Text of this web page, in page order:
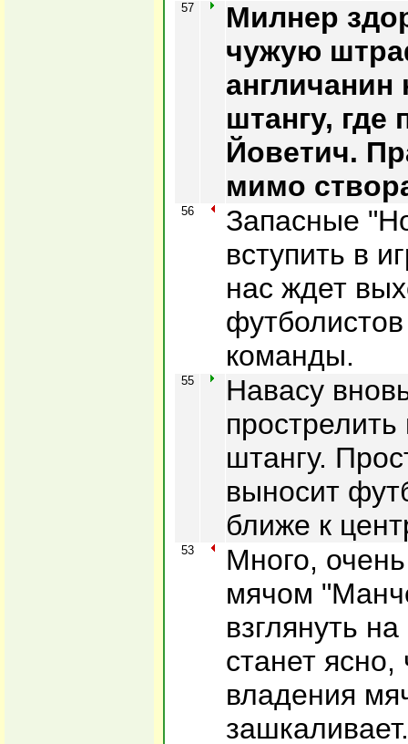
57
Милнер
чужую
штангу, где
Йоветич.
мимо
56
Запасные
вступить в
нас ждет
команды.
55
Навасу
штангу.
выносит
ближе к
53
Много,
мячом
взглянуть на
станет ясно,
владения
зашкаливает.